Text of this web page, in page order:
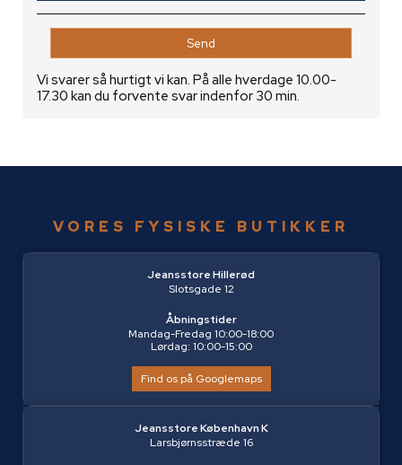
Vi svarer så hurtigt vi kan. På alle hverdage 10.00-
17.30 kan du forvente svar indenfor 30 min.
VORES FYSISKE BUTIKKER
Jeansstore Hillerød
Slotsgade 12
Åbningstider
Mandag-Fredag 10:00-18:00
Lørdag: 10:00-15:00
Find os på Googlemaps
Jeansstore København K
Larsbjørnsstræde 16